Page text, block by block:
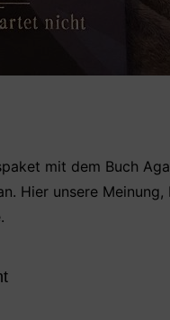
mit dem Buch
Hier unsere